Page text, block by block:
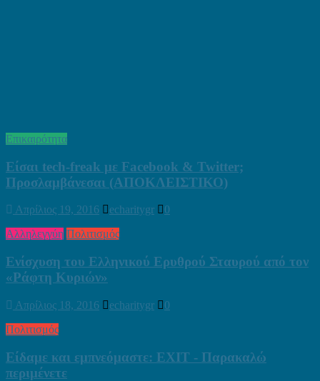
Επικαιρότητα
Είσαι tech-freak με Facebook & Twitter;
Προσλαμβάνεσαι (ΑΠΟΚΛΕΙΣΤΙΚΟ)
Απρίλιος 19, 2016 echaritygr
0
Αλληλεγγύη Πολιτισμός
Ενίσχυση του Ελληνικού Ερυθρού Σταυρού από τον
«Ράφτη Κυριών»
Απρίλιος 18, 2016 echaritygr
0
Πολιτισμός
Είδαμε και εμπνεόμαστε: EXIT - Παρακαλώ
περιμένετε